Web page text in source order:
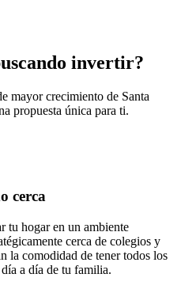
invertir?
mayor crecimiento de Santa
propuesta única para ti.
cerca
tu hogar en un ambiente
cerca de colegios y
la comodidad de tener todos los
a día de tu familia.